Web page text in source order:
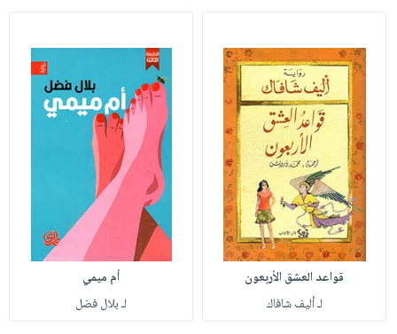
قواعد العشق الأربعون
لـ أليف شافاك
أم ميمي
لـ بلال فضل